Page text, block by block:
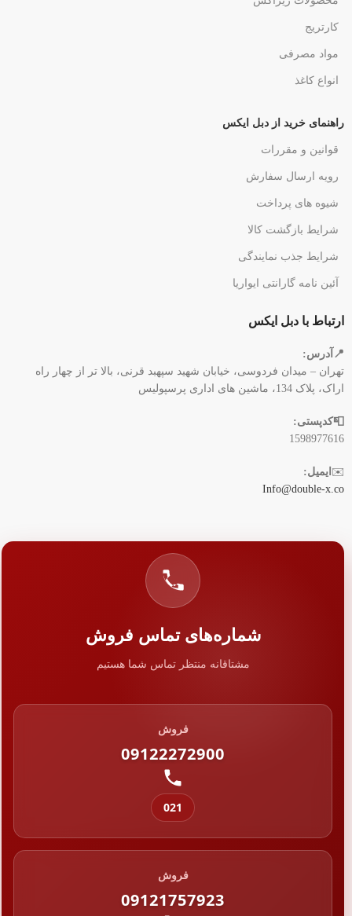
کارتریج
مواد مصرفی
انواع کاغذ
راهنمای خرید از دبل ایکس
قوانین و مقررات
رویه ارسال سفارش
شیوه های پرداخت
شرایط بازگشت کالا
شرایط جذب نمایندگی
آئین نامه گارانتی ایواریا
ارتباط با دبل ایکس
📍آدرس:
تهران – میدان فردوسی، خیابان شهید سپهبد قرنی، بالا تر از چهار راه
اراک، پلاک 134، ماشین های اداری پرسپولیس
📮کدپستی:
1598977616
✉️ ایمیل:
Info@double-x.co
شماره‌های تماس فروش
مشتاقانه منتظر تماس شما هستیم
فروش
09122272900
021
فروش
09121757923